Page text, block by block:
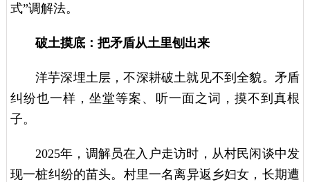
式”调解法。
破土摸底：把矛盾从土里刨出来
洋芋深埋土层，不深耕破土就见不到全貌。矛盾
纠纷也一样，坐堂等案、听一面之词，摸不到真根
子。
2025年，调解员在入户走访时，从村民闲谈中发
现一桩纠纷的苗头。村里一名离异返乡妇女，长期遭